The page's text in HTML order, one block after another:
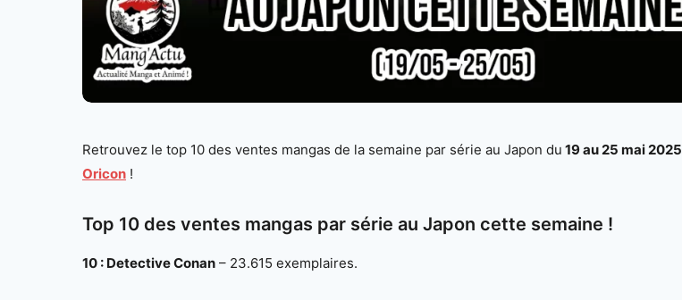
Retrouvez le top 10 des ventes mangas de la semaine par série au Japon du 19 au 25 mai 2025
Oricon !
Top 10 des ventes mangas par série au Japon cette semaine !
10 : Detective Conan – 23.615 exemplaires.